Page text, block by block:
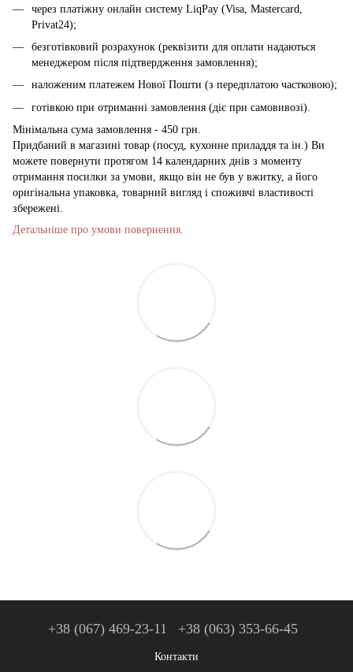
через платіжну онлайн систему LiqPay (Visa, Mastercard,
Privat24);
безготівковий розрахунок (реквізити для оплати надаються
менеджером після підтвердження замовлення);
наложеним платежем Нової Пошти (з передплатою частковою);
готівкою при отриманні замовлення (діє при самовивозі).
Мінімальна сума замовлення - 450 грн.
Придбаний в магазині товар (посуд, кухонне приладдя та ін.) Ви
можете повернути протягом 14 календарних днів з моменту
отримання посилки за умови, якщо він не був у вжитку, а його
оригінальна упаковка, товарний вигляд і споживчі властивості
збережені.
Детальніше про умови повернення.
+38 (067) 469-23-11 +38 (063) 353-66-45
Контакти